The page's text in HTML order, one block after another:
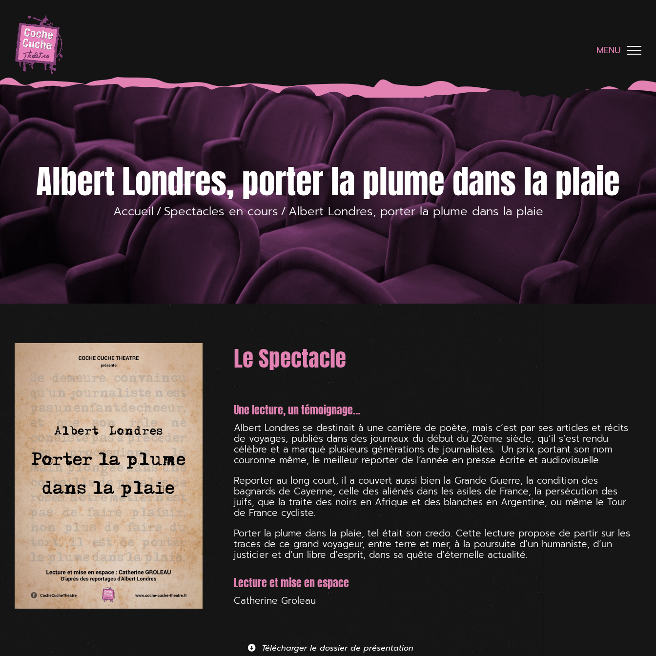
contenu
MENU
Albert Londres, porter la plume dans la plaie
Accueil/Spectacles en cours/Albert Londres, porter la plume dans la plaie
View
Larger Le Spectacle
Une lecture, un témoignage…
Albert Londres se destinait à une carrière de poète, mais c’est par ses articles et récits
de voyages, publiés dans des journaux du début du 20ème siècle, qu’il s’est rendu
célèbre et a marqué plusieurs générations de journalistes. Un prix portant son nom
couronne même, le meilleur reporter de l’année en presse écrite et audiovisuelle.
Reporter au long court, il a couvert aussi bien la Grande Guerre, la condition des
bagnards de Cayenne, celle des aliénés dans les asiles de France, la persécution des
juifs, que la traite des noirs en Afrique et des blanches en Argentine, ou même le Tour
de France cycliste.
Porter la plume dans la plaie, tel était son credo. Cette lecture propose de partir sur les
traces de ce grand voyageur, entre terre et mer, à la poursuite d’un humaniste, d’un
justicier et d’un libre d’esprit, dans sa quête d’éternelle actualité.
Lecture et mise en espace
Catherine Groleau
Télécharger le dossier de présentation